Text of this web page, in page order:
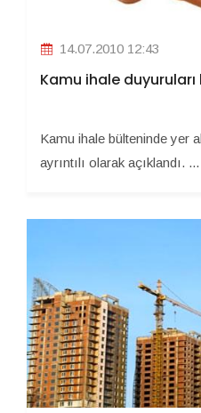
14.07.2010 12:43
Kamu ihale
Kamu ihale bülteninde yer
ayrıntılı olarak açıklandı. ...